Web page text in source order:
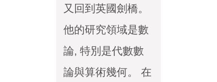
又回到英國劍橋。
他的研究領域是數
論, 特別是代數數
論與算術幾何。 在